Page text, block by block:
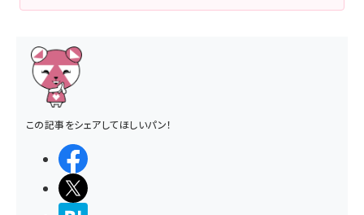
この記事をシェアしてほしいパン！